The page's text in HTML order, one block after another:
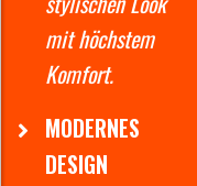
mit höchstem
Komfort.
MODERNES
DESIGN